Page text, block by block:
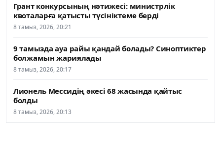
Грант конкурсының нәтижесі: министрлік
квоталарға қатысты түсініктеме берді
8 тамыз, 2026, 20:21
9 тамызда ауа райы қандай болады? Синоптиктер
болжамын жариялады
8 тамыз, 2026, 20:17
Лионель Мессидің әкесі 68 жасында қайтыс
болды
8 тамыз, 2026, 20:13